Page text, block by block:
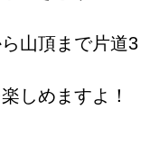
山頂まで片道3
しめますよ！